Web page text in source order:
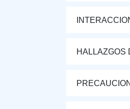
HALLAZGOS